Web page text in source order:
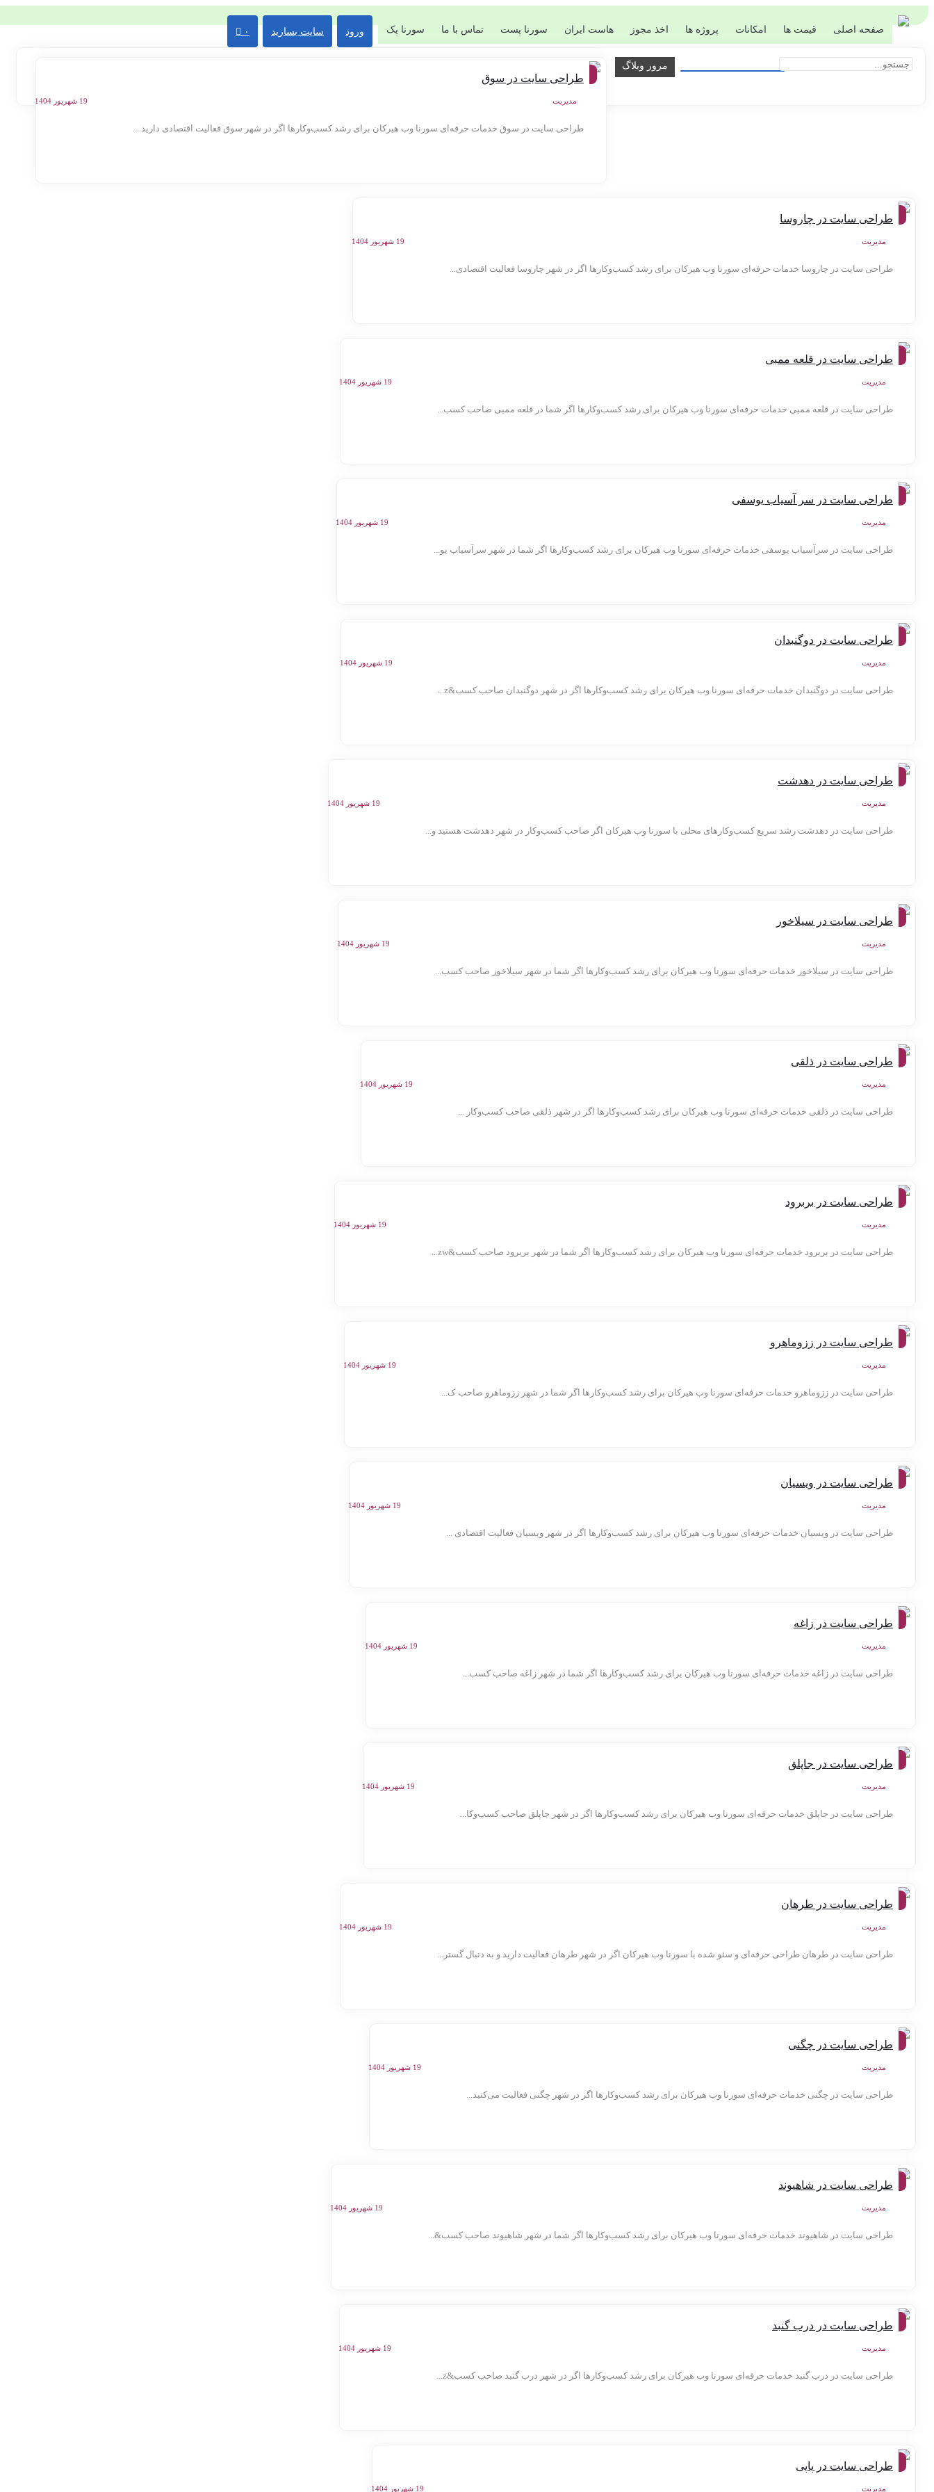
صفحه اصلی قیمت ها امکانات پروژه ها اخذ مجوز هاست ایران سورنا پست تماس با ما سورنا پک ورود سایت بسازید ۰
مرور وبلاگ
هاطراحی سایت در سوق
مدیریت 19 شهریور 1404
طراحی سایت در سوق خدمات حرفه‌ای سورنا وب هیرکان برای رشد کسب‌وکارها اگر در شهر سوق فعالیت اقتصادی دارید ...
هاطراحی سایت در چاروسا
مدیریت 19 شهریور 1404
طراحی سایت در چاروسا خدمات حرفه‌ای سورنا وب هیرکان برای رشد کسب‌وکارها اگر در شهر چاروسا فعالیت اقتصادی...
هاطراحی سایت در قلعه ممبی
مدیریت 19 شهریور 1404
طراحی سایت در قلعه ممبی خدمات حرفه‌ای سورنا وب هیرکان برای رشد کسب‌وکارها اگر شما در قلعه ممبی صاحب کسب...
هاطراحی سایت در سر آسیاب یوسفی
مدیریت 19 شهریور 1404
طراحی سایت در سرآسیاب یوسفی خدمات حرفه‌ای سورنا وب هیرکان برای رشد کسب‌وکارها اگر شما در شهر سرآسیاب یو...
هاطراحی سایت در دوگنبدان
مدیریت 19 شهریور 1404
طراحی سایت در دوگنبدان خدمات حرفه‌ای سورنا وب هیرکان برای رشد کسب‌وکارها اگر در شهر دوگنبدان صاحب کسب&z...
هاطراحی سایت در دهدشت
مدیریت 19 شهریور 1404
طراحی سایت در دهدشت رشد سریع کسب‌وکارهای محلی با سورنا وب هیرکان اگر صاحب کسب‌وکار در شهر دهدشت هستید و...
هاطراحی سایت در سیلاخور
مدیریت 19 شهریور 1404
طراحی سایت در سیلاخور خدمات حرفه‌ای سورنا وب هیرکان برای رشد کسب‌وکارها اگر شما در شهر سیلاخور صاحب کسب...
هاطراحی سایت در ذلقی
مدیریت 19 شهریور 1404
طراحی سایت در ذلقی خدمات حرفه‌ای سورنا وب هیرکان برای رشد کسب‌وکارها اگر در شهر ذلقی صاحب کسب‌وکار ...
هاطراحی سایت در بربرود
مدیریت 19 شهریور 1404
طراحی سایت در بربرود خدمات حرفه‌ای سورنا وب هیرکان برای رشد کسب‌وکارها اگر شما در شهر بربرود صاحب کسب&zw...
هاطراحی سایت در ززوماهرو
مدیریت 19 شهریور 1404
طراحی سایت در ززوماهرو خدمات حرفه‌ای سورنا وب هیرکان برای رشد کسب‌وکارها اگر شما در شهر ززوماهرو صاحب ک...
هاطراحی سایت در ویسیان
مدیریت 19 شهریور 1404
طراحی سایت در ویسیان خدمات حرفه‌ای سورنا وب هیرکان برای رشد کسب‌وکارها اگر در شهر ویسیان فعالیت اقتصادی ...
هاطراحی سایت در زاغه
مدیریت 19 شهریور 1404
طراحی سایت در زاغه خدمات حرفه‌ای سورنا وب هیرکان برای رشد کسب‌وکارها اگر شما در شهر زاغه صاحب کسب‌...
هاطراحی سایت در جاپلق
مدیریت 19 شهریور 1404
طراحی سایت در جاپلق خدمات حرفه‌ای سورنا وب هیرکان برای رشد کسب‌وکارها اگر در شهر جاپلق صاحب کسب‌وکا...
هاطراحی سایت در طرهان
مدیریت 19 شهریور 1404
طراحی سایت در طرهان طراحی حرفه‌ای و سئو شده با سورنا وب هیرکان اگر در شهر طرهان فعالیت دارید و به دنبال گستر...
هاطراحی سایت در چگنی
مدیریت 19 شهریور 1404
طراحی سایت در چگنی خدمات حرفه‌ای سورنا وب هیرکان برای رشد کسب‌وکارها اگر در شهر چگنی فعالیت می‌کنید...
هاطراحی سایت در شاهیوند
مدیریت 19 شهریور 1404
طراحی سایت در شاهیوند خدمات حرفه‌ای سورنا وب هیرکان برای رشد کسب‌وکارها اگر شما در شهر شاهیوند صاحب کسب&...
هاطراحی سایت در درب گنبد
مدیریت 19 شهریور 1404
طراحی سایت در درب گنبد خدمات حرفه‌ای سورنا وب هیرکان برای رشد کسب‌وکارها اگر در شهر درب گنبد صاحب کسب&z...
هاطراحی سایت در پاپی
مدیریت 19 شهریور 1404